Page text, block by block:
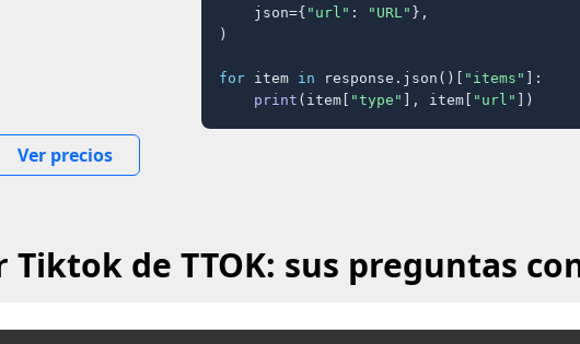
Ver precios
    json={
"url" : "URL" },
)
for item in response.json()[ "items" ]:
print (item[ "type" ], item[ "url" ])
Tiktok de TTOK: sus preguntas